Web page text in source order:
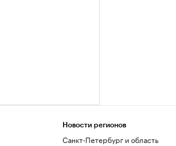
Новости регионов
Санкт-Петербург и область